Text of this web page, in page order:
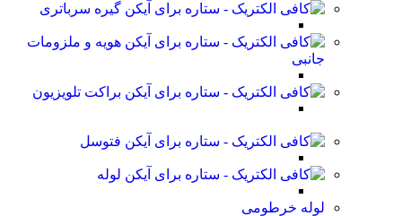
گیره سرباتری
هویه و ملزومات
جانبی
براکت تلویزیون
فتوسل
لوله
لوله خرطومی